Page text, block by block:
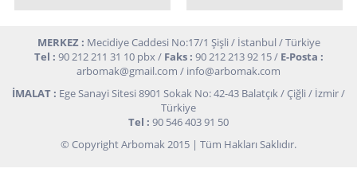
MERKEZ : Mecidiye Caddesi No:17/1 Şişli / İstanbul / Türkiye
Tel : 90 212 211 31 10 pbx / Faks : 90 212 213 92 15 / E-Posta :
arbomak@gmail.com / info@arbomak.com
İMALAT : Ege Sanayi Sitesi 8901 Sokak No: 42-43 Balatçık / Çiğli / İzmir /
Türkiye
Tel : 90 546 403 91 50
© Copyright Arbomak 2015 | Tüm Hakları Saklıdır.